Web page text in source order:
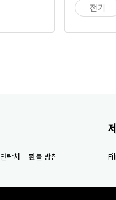
전기
연락처 환불 방침